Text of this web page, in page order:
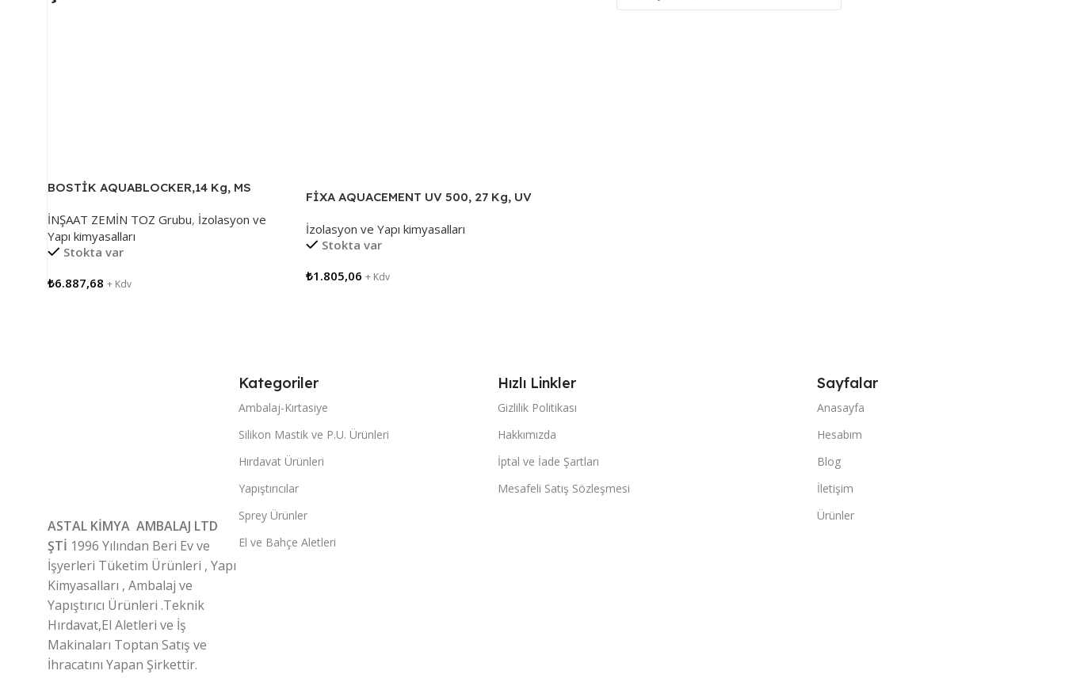
BOSTİK AQUABLOCKER,14 Kg, MS
İNŞAAT ZEMİN TOZ Grubu, İzolasyon ve
Yapı kimyasalları
Stokta var
₺6.887,68 + Kdv
FİXA AQUACEMENT UV 500, 27 Kg, UV
Malzemesi
İzolasyon ve Yapı kimyasalları
Stokta var
₺1.805,06 + Kdv
ASTAL KİMYA AMBALAJ LTD
ŞTİ 1996 Yılından Beri Ev ve
İşyerleri Tüketim Ürünleri , Yapı
Kimyasalları , Ambalaj ve
Yapıştırıcı Ürünleri .Teknik
Hırdavat,El Aletleri ve İş
Makinaları Toptan Satış ve
İhracatını Yapan Şirkettir.
Kategoriler
Ambalaj-Kırtasiye
Silikon Mastik ve P.U. Ürünleri
Hırdavat Ürünleri
Yapıştırıcılar
Sprey Ürünler
El ve Bahçe Aletleri
Hızlı Linkler
Gizlilik Politikası
Hakkımızda
İptal ve İade Şartları
Mesafeli Satış Sözleşmesi
Sayfalar
Anasayfa
Hesabım
Blog
İletişim
Ürünler